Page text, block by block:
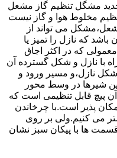
مشگل تنظیم گاز مشعل
مخلوط هوا و گاز نیست
می تواند از
که نازل را تمیز یا
که در اکثر اجاق
با نازل و شکل گسترده آن
نازل،و مسیر ورود و
شیرها در وسط محور
پیچ قابل تنظیمی است که
پذیر است.با چرخاندن
می کنیم.ولی بر روی
قسمت ها با پیکان سبز نشان